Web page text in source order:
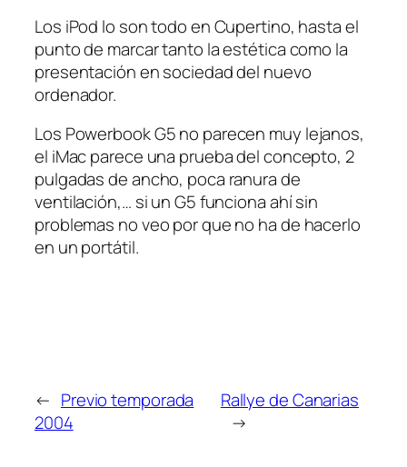
Los iPod lo son todo en Cupertino, hasta el
punto de marcar tanto la estética como la
presentación en sociedad del nuevo
ordenador.
Los Powerbook G5 no parecen muy lejanos,
el iMac parece una prueba del concepto, 2
pulgadas de ancho, poca ranura de
ventilación,… si un G5 funciona ahí sin
problemas no veo por que no ha de hacerlo
en un portátil.
← Previo temporada
2004
Rallye de Canarias
→